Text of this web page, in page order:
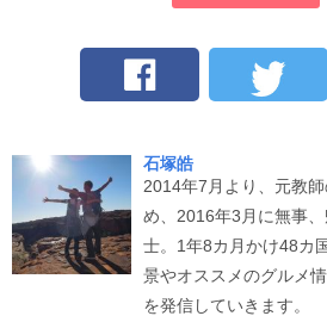
石塚皓
2014年7月より、元教
め、2016年3月に無事
士。1年8カ月かけ48カ
景やオススメのグルメ
を発信していきます。